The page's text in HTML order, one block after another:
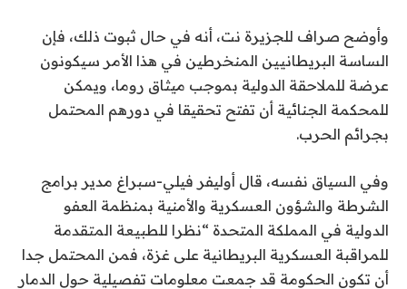
وأوضح صراف للجزيرة نت، أنه في حال ثبوت ذلك، فإن
الساسة البريطانيين المنخرطين في هذا الأمر سيكونون
عرضة للملاحقة الدولية بموجب ميثاق روما، ويمكن
للمحكمة الجنائية أن تفتح تحقيقا في دورهم المحتمل
بجرائم الحرب.
وفي السياق نفسه، قال أوليفر فيلي-سبراغ مدير برامج
الشرطة والشؤون العسكرية والأمنية بمنظمة العفو
الدولية في المملكة المتحدة “نظرا للطبيعة المتقدمة
للمراقبة العسكرية البريطانية على غزة، فمن المحتمل جدا
أن تكون الحكومة قد جمعت معلومات تفصيلية حول الدمار